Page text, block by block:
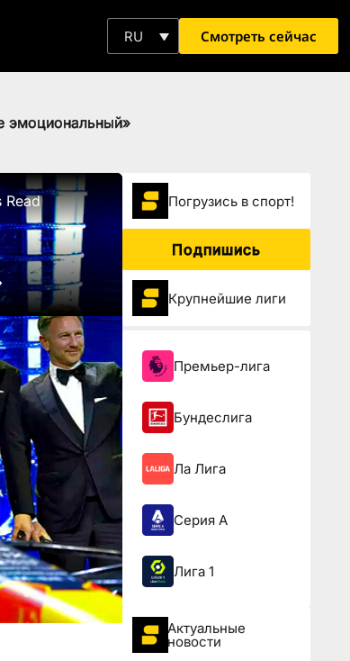
RU Смотреть сейчас
эмоциональный»
Read Погрузиcь в спорт!
Подпишись
Крупнейшие лиги
Премьер-лига
Бундеслига
Ла Лига
Серия А
Лига 1
Актуальные
новости